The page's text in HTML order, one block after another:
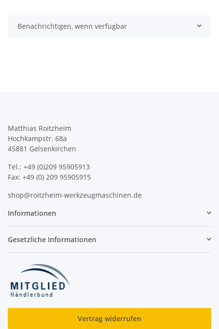
Benachrichtigen, wenn verfügbar
Matthias Roitzheim
Hochkampstr. 68a
45881 Gelsenkirchen
Tel.: +49 (0)209 95905913
Fax: +49 (0) 209 95905915
shop@roitzheim-werkzeugmaschinen.de
Informationen
Gesetzliche Informationen
Vertrag widerrufen